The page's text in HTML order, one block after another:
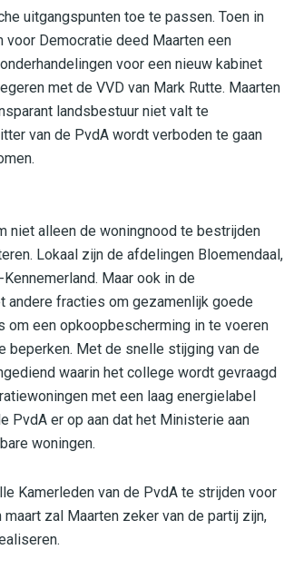
uitgangspunten toe te passen. Toen in
Democratie deed Maarten een
voor een nieuw kabinet
met de VVD van Mark Rutte. Maarten
landsbestuur niet valt te
van de PvdA wordt verboden te gaan
niet alleen de woningnood te bestrijden
Lokaal zijn de afdelingen Bloemendaal,
Maar ook in de
andere fracties om gezamenlijk goede
om een opkoopbescherming in te voeren
beperken. Met de snelle stijging van de
waarin het college wordt gevraagd
met een laag energielabel
PvdA er op aan dat het Ministerie aan
woningen.
Kamerleden van de PvdA te strijden voor
zal Maarten zeker van de partij zijn,